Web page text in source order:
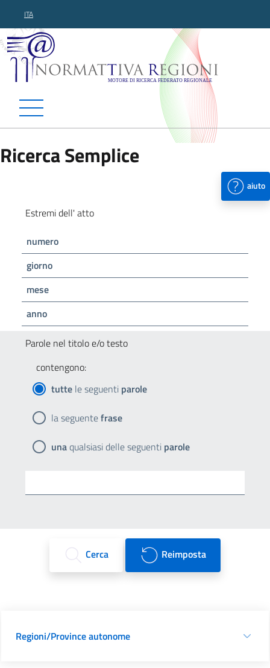
ITA
Normattiva Regioni -
Ricerca Semplice
aiuto
Estremi dell' atto
numero
giorno
mese
anno
Parole nel titolo e/o testo
contengono:
tutte le seguenti parole
la seguentefrase
unaqualsiasi delle seguenti parole
Cerca Reimposta
Regioni/Province autonome